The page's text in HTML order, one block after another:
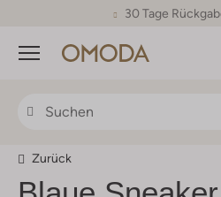
30 Tage
Menü
Zurück